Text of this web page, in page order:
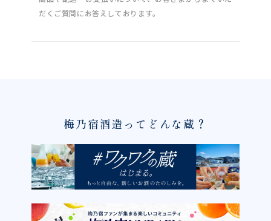
だくご質問にお答えしております。
梅乃宿酒造ってどんな蔵？